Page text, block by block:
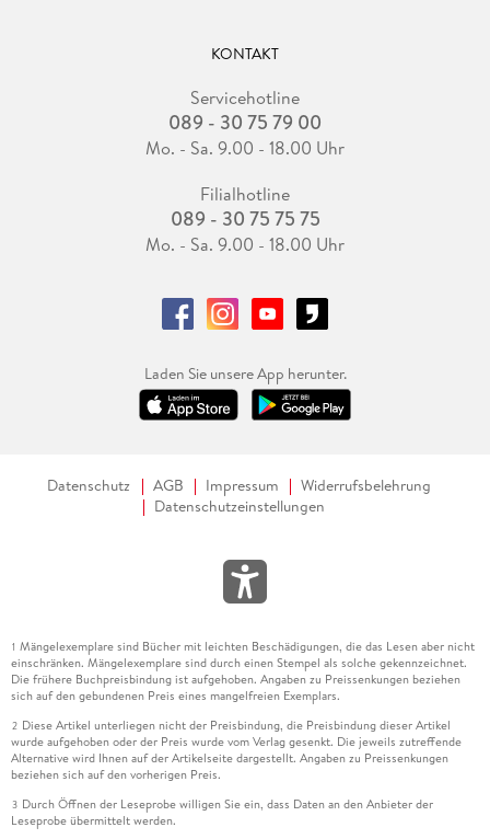
KONTAKT
Servicehotline
089 - 30 75 79 00
Mo. - Sa. 9.00 - 18.00 Uhr
Filialhotline
089 - 30 75 75 75
Mo. - Sa. 9.00 - 18.00 Uhr
Laden Sie unsere App herunter.
Datenschutz AGB Impressum
Widerrufsbelehrung
Datenschutzeinstellungen
1 Mängelexemplare sind Bücher mit leichten Beschädigungen, die das Lesen aber nicht
einschränken. Mängelexemplare sind durch einen Stempel als solche gekennzeichnet.
Die frühere Buchpreisbindung ist aufgehoben. Angaben zu Preissenkungen beziehen
sich auf den gebundenen Preis eines mangelfreien Exemplars.
2 Diese Artikel unterliegen nicht der Preisbindung, die Preisbindung dieser Artikel
wurde aufgehoben oder der Preis wurde vom Verlag gesenkt. Die jeweils zutreffende
Alternative wird Ihnen auf der Artikelseite dargestellt. Angaben zu Preissenkungen
beziehen sich auf den vorherigen Preis.
3 Durch Öffnen der Leseprobe willigen Sie ein, dass Daten an den Anbieter der
Leseprobe übermittelt werden.